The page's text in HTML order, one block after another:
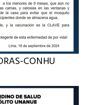
CONHU